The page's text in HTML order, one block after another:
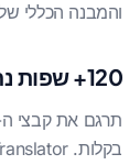
והמבנה הכללי
120+ שפות נתמכות